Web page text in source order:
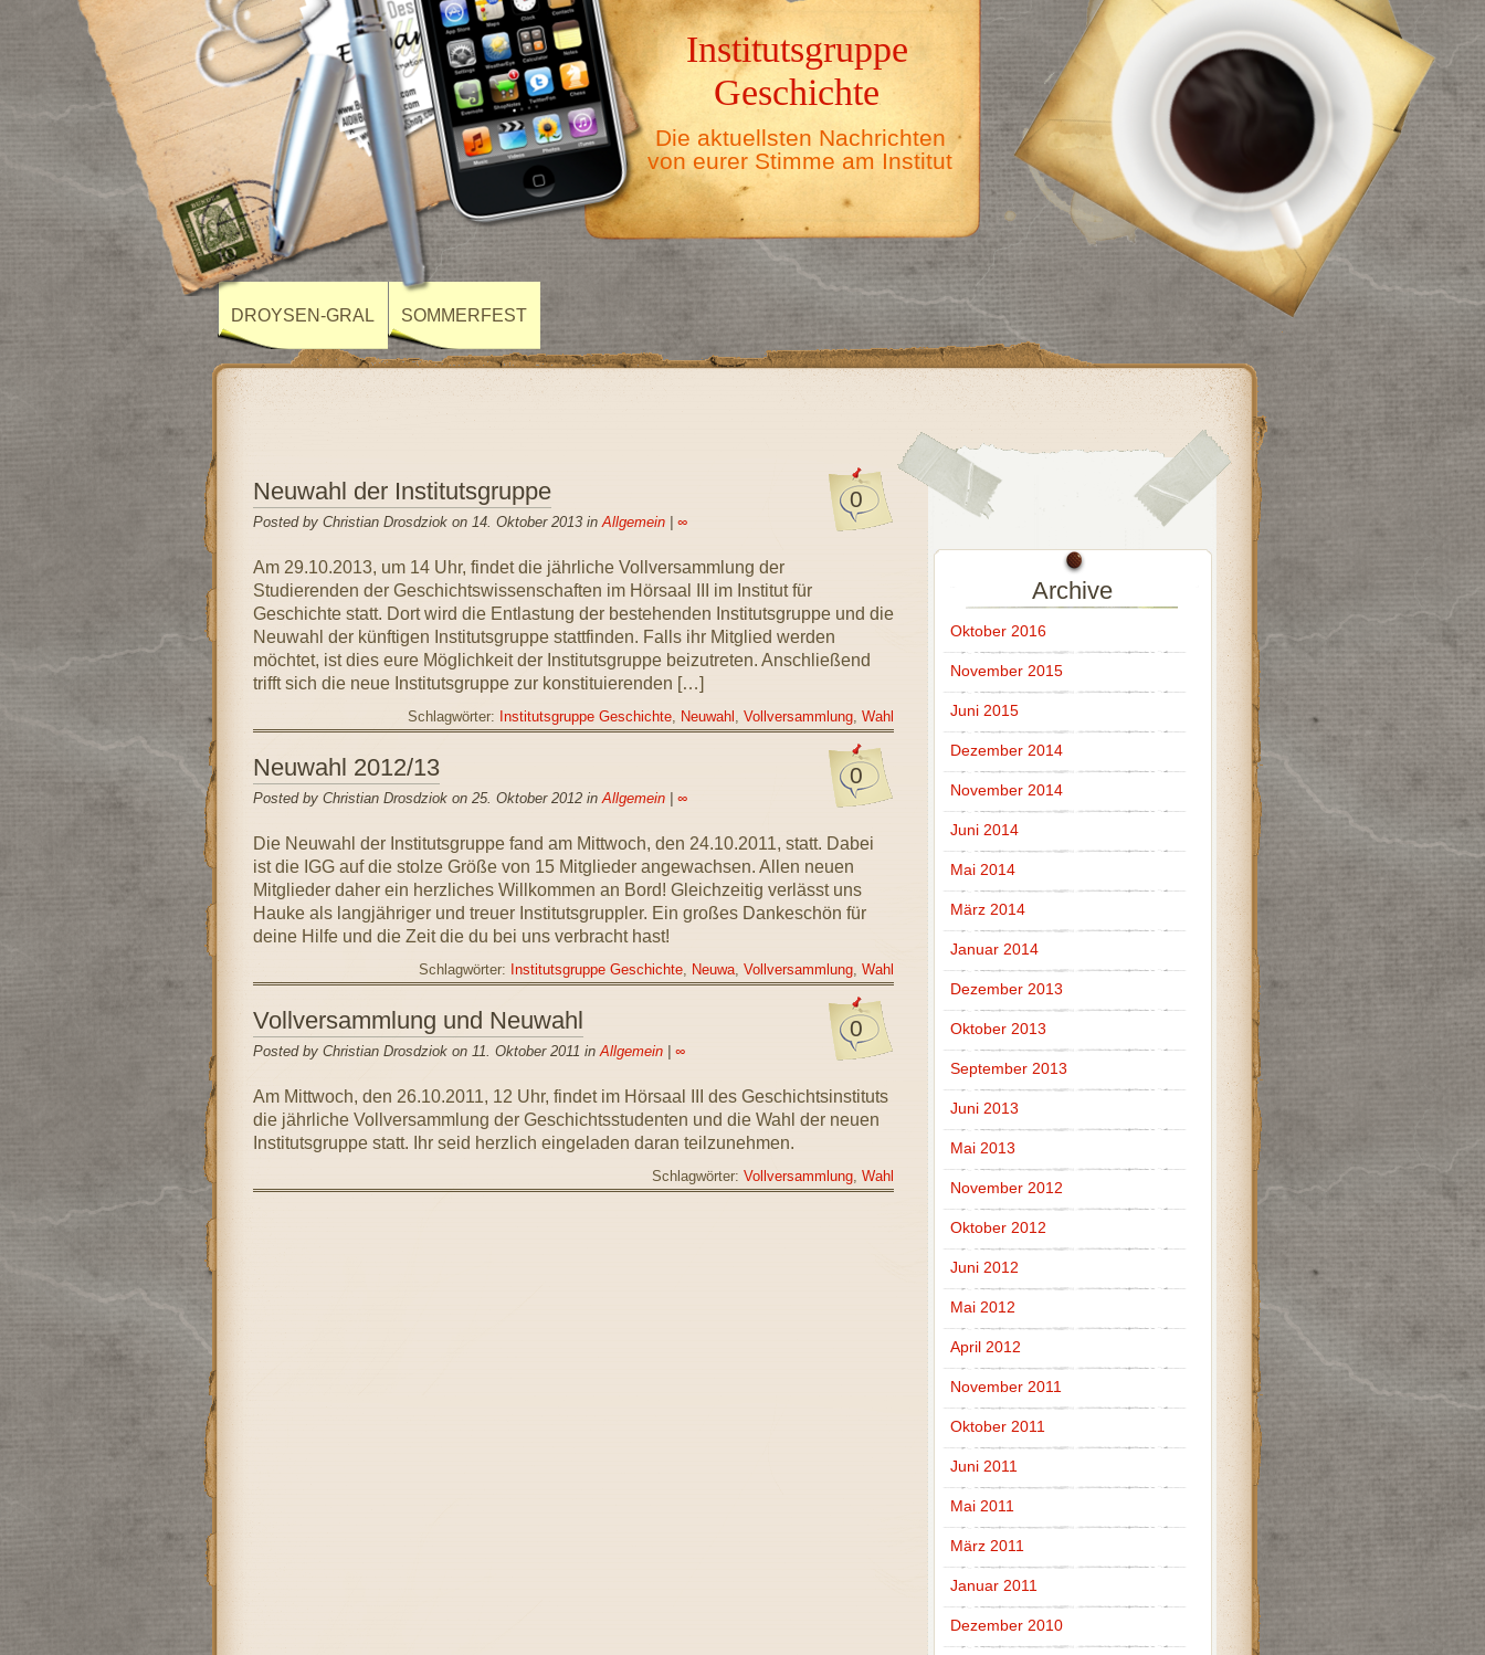
Institutsgruppe
Geschichte
Die aktuellsten Nachrichten
von eurer Stimme am Institut
DROYSEN-GRAL SOMMERFEST
0
Neuwahl der Institutsgruppe
Posted by Christian Drosdziok on 14. Oktober 2013 inAllgemein| ∞
Am 29.10.2013, um 14 Uhr, findet die jährliche Vollversammlung der
Studierenden der Geschichtswissenschaften im Hörsaal III im Institut für
Geschichte statt. Dort wird die Entlastung der bestehenden Institutsgruppe und die
Neuwahl der künftigen Institutsgruppe stattfinden. Falls ihr Mitglied werden
möchtet, ist dies eure Möglichkeit der Institutsgruppe beizutreten. Anschließend
trifft sich die neue Institutsgruppe zur konstituierenden […]
Schlagwörter: Institutsgruppe Geschichte, Neuwahl , Vollversammlung, Wahl
0
Neuwahl 2012/13
Posted by Christian Drosdziok on 25. Oktober 2012 inAllgemein| ∞
Die Neuwahl der Institutsgruppe fand am Mittwoch, den 24.10.2011, statt. Dabei
ist die IGG auf die stolze Größe von 15 Mitglieder angewachsen. Allen neuen
Mitglieder daher ein herzliches Willkommen an Bord! Gleichzeitig verlässt uns
Hauke als langjähriger und treuer Institutsgruppler. Ein großes Dankeschön für
deine Hilfe und die Zeit die du bei uns verbracht hast!
Schlagwörter: Institutsgruppe Geschichte, Neuwa, Vollversammlung, Wahl
0
Vollversammlung und Neuwahl
Posted by Christian Drosdziok on 11. Oktober 2011 inAllgemein| ∞
Am Mittwoch, den 26.10.2011, 12 Uhr, findet im Hörsaal III des Geschichtsinstituts
die jährliche Vollversammlung der Geschichtsstudenten und die Wahl der neuen
Institutsgruppe statt. Ihr seid herzlich eingeladen daran teilzunehmen.
Schlagwörter: Vollversammlung, Wahl
Archive
Oktober 2016
November 2015
Juni 2015
Dezember 2014
November 2014
Juni 2014
Mai 2014
März 2014
Januar 2014
Dezember 2013
Oktober 2013
September 2013
Juni 2013
Mai 2013
November 2012
Oktober 2012
Juni 2012
Mai 2012
April 2012
November 2011
Oktober 2011
Juni 2011
Mai 2011
März 2011
Januar 2011
Dezember 2010